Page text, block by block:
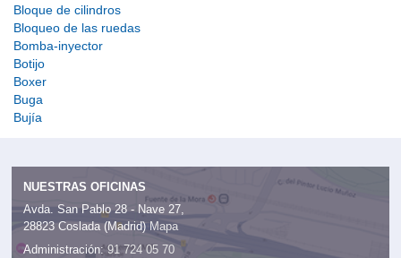
Bloque de cilindros
Bloqueo de las ruedas
Bomba-inyector
Botijo
Boxer
Buga
Bujía
NUESTRAS OFICINAS
Avda. San Pablo 28 - Nave 27,
28823 Coslada (Madrid) Mapa
Administración: 91 724 05 70